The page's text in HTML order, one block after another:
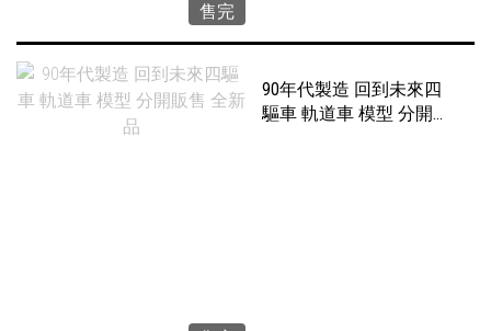
售完
90年代製造 回到未來四
驅車 軌道車 模型 分開販